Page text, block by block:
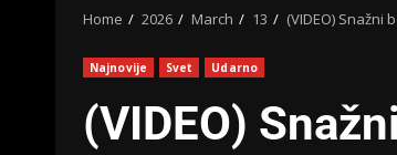
Home 2026 March 13 (VIDEO)
Najnovije Svet Udarno
(VIDEO)